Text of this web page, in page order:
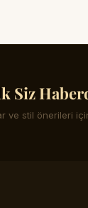
Siz
ve stil önerileri